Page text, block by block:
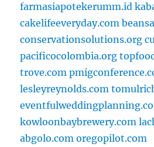
farmasiapotekerumm.id
cakelifeeveryday.com
conservationsolutions.org
pacificocolombia.org
trove.com
lesleyreynolds.com
kowloonbaybrewery.com
abgolo.com oregopilot.com